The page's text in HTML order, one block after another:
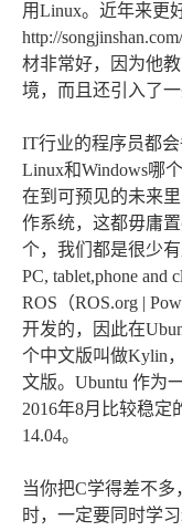
用Linux。近年来更
http://
材非常好，因为他
境，而且还引入了
IT行业的程序员都
Linux和Windows哪
在到可预见的未来
作系统，这都毋庸
个，我们都是很少有
PC, tablet,phone
ROS（ROS.org |
开发的，因此在
个中文版叫做Kylin
文版。Ubuntu 作为
2016年8月比较稳定
14.04。
当你把C学得差不
时，一定要同时学